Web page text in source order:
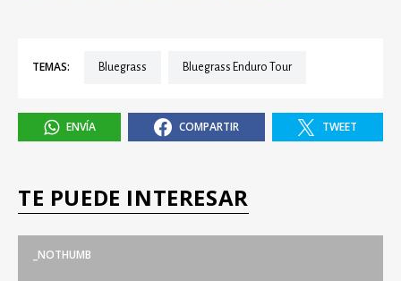
TEMAS: Bluegrass Bluegrass Enduro Tour
ENVÍA COMPARTIR TWEET
TE PUEDE INTERESAR
_NOTHUMB